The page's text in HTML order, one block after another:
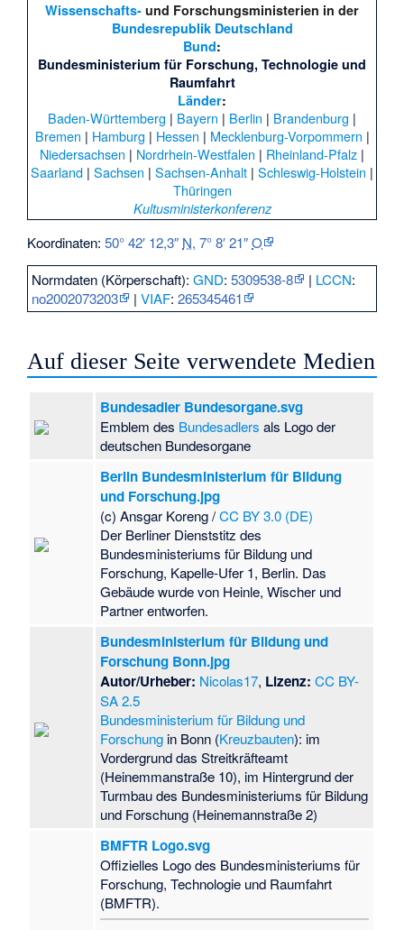
Wissenschafts- und Forschungsministerien in der
Bundesrepublik Deutschland
Bund:
Bundesministerium für Forschung, Technologie und
Raumfahrt
Länder:
Baden-Württemberg | Bayern | Berlin | Brandenburg |
Bremen | Hamburg | Hessen | Mecklenburg-Vorpommern |
Niedersachsen | Nordrhein-Westfalen | Rheinland-Pfalz |
Saarland | Sachsen | Sachsen-Anhalt | Schleswig-Holstein |
Thüringen
Kultusministerkonferenz
Koordinaten:50° 42′ 12,3″ N,7° 8′ 21″O
Normdaten (Körperschaft):GND:5309538-8 | LCCN:
no2002073203
|VIAF:265345461
Auf dieser Seite verwendete Medien
Bundesadler Bundesorgane.svg
Emblem des Bundesadlers als Logo der
deutschen Bundesorgane
Berlin Bundesministerium für Bildung
und Forschung.jpg
(c) Ansgar Koreng /CC BY 3.0 (DE)
Der Berliner Dienststitz des
Bundesministeriums für Bildung und
Forschung, Kapelle-Ufer 1, Berlin. Das
Gebäude wurde von Heinle, Wischer und
Partner entworfen.
Bundesministerium für Bildung und
Forschung Bonn.jpg
Autor/Urheber: Nicolas17, Lizenz: CC BY-
SA 2.5
Bundesministerium für Bildung und
Forschung in Bonn (Kreuzbauten): im
Vordergrund das Streitkräfteamt
(Heinemmanstraße 10), im Hintergrund der
Turmbau des Bundesministeriums für Bildung
und Forschung (Heinemannstraße 2)
BMFTR Logo.svg
Offizielles Logo des Bundesministeriums für
Forschung, Technologie und Raumfahrt
(BMFTR).